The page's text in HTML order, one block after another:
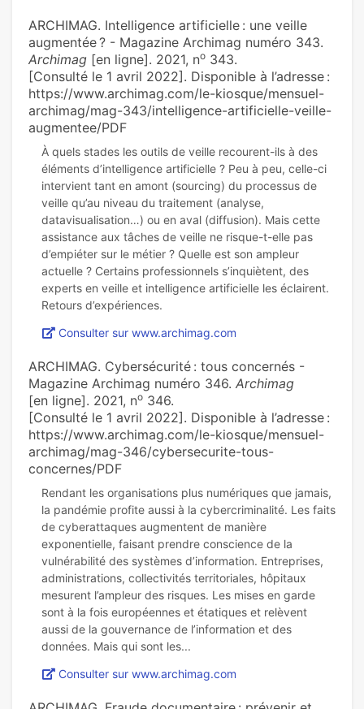
ARCHIMAG. Intelligence artificielle : une veille
augmentée ? - Magazine Archimag numéro 343.
Archimag [en ligne]. 2021, no 343.
[Consulté le 1 avril 2022]. Disponible à l’adresse :
https://www.archimag.com/le-kiosque/mensuel-
archimag/mag-343/intelligence-artificielle-veille-
augmentee/PDF
À quels stades les outils de veille recourent-ils à des
éléments d’intelligence artificielle ? Peu à peu, celle-ci
intervient tant en amont (sourcing) du processus de
veille qu’au niveau du traitement (analyse,
datavisualisation…) ou en aval (diffusion). Mais cette
assistance aux tâches de veille ne risque-t-elle pas
d’empiéter sur le métier ? Quelle est son ampleur
actuelle ? Certains professionnels s’inquiètent, des
experts en veille et intelligence artificielle les éclairent.
Consulter sur www.archimag.com
ARCHIMAG. Cybersécurité : tous concernés -
Magazine Archimag numéro 346. Archimag
[en ligne]. 2021, no 346.
[Consulté le 1 avril 2022]. Disponible à l’adresse :
https://www.archimag.com/le-kiosque/mensuel-
archimag/mag-346/cybersecurite-tous-
concernes/PDF
Rendant les organisations plus numériques que jamais,
la pandémie profite aussi à la cybercriminalité. Les faits
de cyberattaques augmentent de manière
exponentielle, faisant prendre conscience de la
vulnérabilité des systèmes d’information. Entreprises,
administrations, collectivités territoriales, hôpitaux
mesurent l’ampleur des risques. Les mises en garde
sont à la fois européennes et étatiques et relèvent
aussi de la gouvernance de l’information et des
Consulter sur www.archimag.com